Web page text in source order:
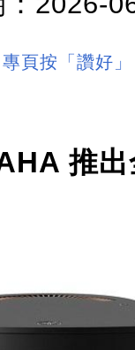
頁按「讚好
推